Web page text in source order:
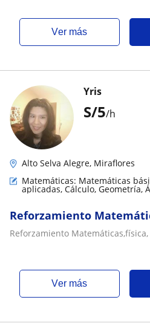
ver más
S/5/h
Yris
Alto Selva Alegre, Miraflores
Matemáticas: Matemáticas
aplicadas, Cálculo, Geometría,
Trigonometría, Teoría de
Reforzamiento
Reforzamiento
ver más